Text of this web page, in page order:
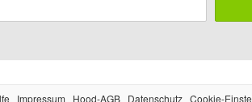
Impressum Hood-AGB Datenschutz Cookie-